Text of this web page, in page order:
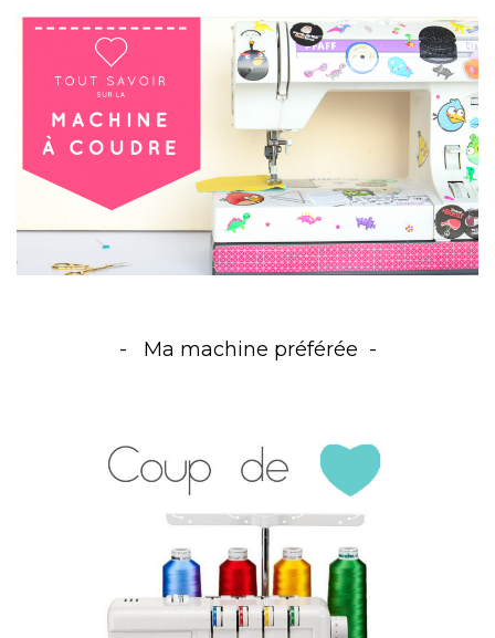
Ma machine préférée